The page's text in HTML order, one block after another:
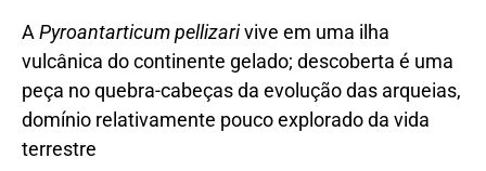
APyroantarticum pellizarivive em uma ilha
vulcânica do continente gelado; descoberta é uma
peça no quebra-cabeças da evolução das arqueias,
domínio relativamente pouco explorado da vida
terrestre